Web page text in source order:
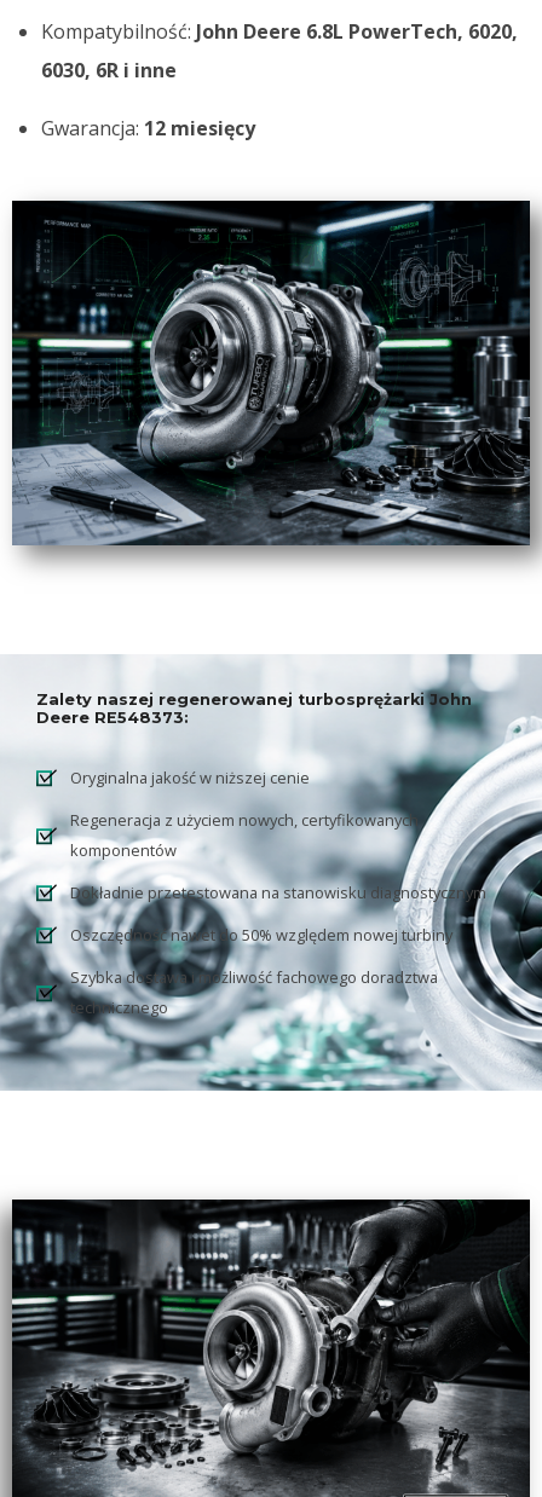
Kompatybilność: John Deere 6.8L PowerTech, 6020,
6030, 6R i inne
Gwarancja: 12 miesięcy
Zalety naszej regenerowanej turbosprężarki John
Deere RE548373:
Oryginalna jakość w niższej cenie
Regeneracja z użyciem nowych, certyfikowanych
komponentów
Dokładnie przetestowana na stanowisku diagnostycznym
Oszczędność nawet do 50% względem nowej turbiny
Szybka dostawa i możliwość fachowego doradztwa
technicznego